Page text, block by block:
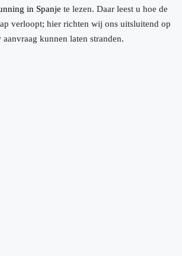
in Spanje te lezen. Daar leest u hoe de
verloopt; hier richten wij ons uitsluitend op
kunnen laten stranden.